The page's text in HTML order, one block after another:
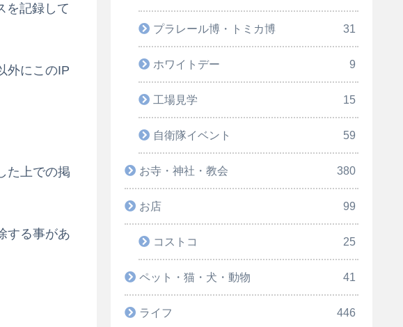
を記録して
外にこのIP
た上での掲
する事があ
プラレール博・トミカ博 31
ホワイトデー 9
工場見学 15
自衛隊イベント 59
お寺・神社・教会 380
お店 99
コストコ 25
ペット・猫・犬・動物 41
ライフ 446